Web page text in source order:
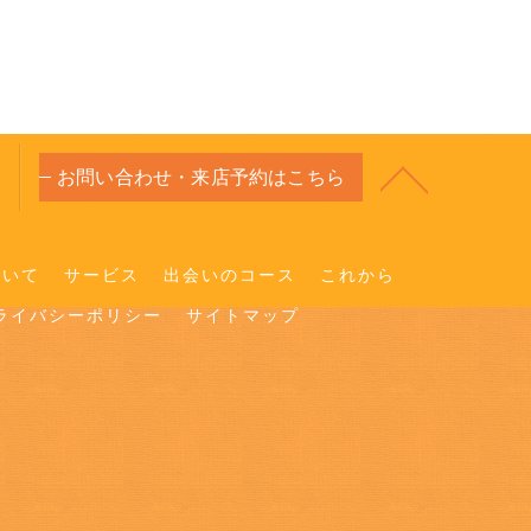
お問い合わせ・来店予約はこちら
て サービス 出会いのコース これから
イバシーポリシー サイトマップ